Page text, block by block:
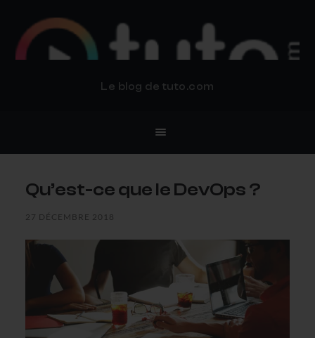
Le blog de tuto.com
Qu’est-ce que le DevOps ?
27 DÉCEMBRE 2018